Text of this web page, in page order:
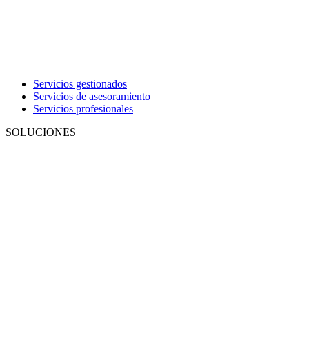
Servicios gestionados
Servicios de asesoramiento
Servicios profesionales
SOLUCIONES